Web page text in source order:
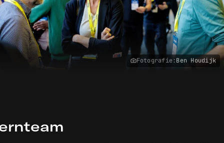
Fotografie:Ben Houdijk